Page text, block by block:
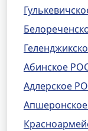
Абинское
Адлерское